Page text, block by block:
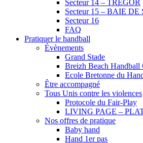
Secteur 14 – TREGOR
Secteur 15 – BAIE
Secteur 16
FAQ
Pratiquer le handball
Évènements
Grand Stade
Breizh Beach Handball
Ecole Bretonne du
Être accompagné
Tous Unis contre les violences
Protocole du Fair-Play
LIVING PAGE –
Nos offres de pratique
Baby hand
Hand 1er pas